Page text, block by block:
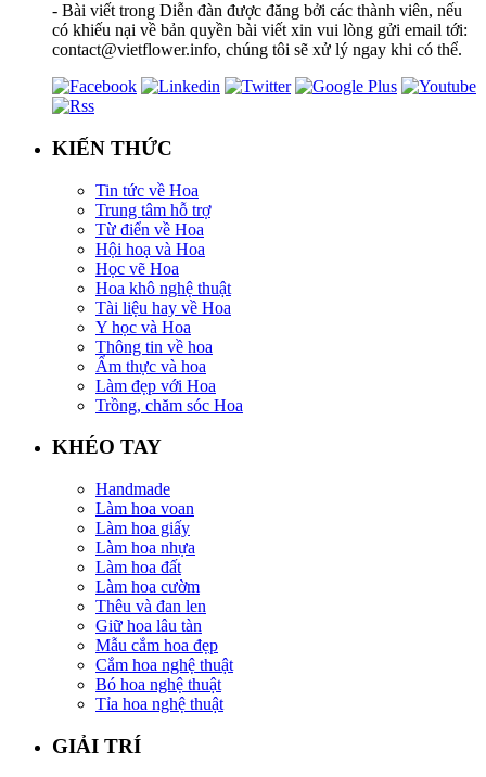
- Bài viết trong Diễn đàn được đăng bởi các thành viên, nếu
có khiếu nại về bản quyền bài viết xin vui lòng gửi email tới:
contact@vietflower.info, chúng tôi sẽ xử lý ngay khi có thể.
KIẾN THỨC
Tin tức về Hoa
Trung tâm hỗ trợ
Từ điển về Hoa
Hội hoạ và Hoa
Học vẽ Hoa
Hoa khô nghệ thuật
Tài liệu hay về Hoa
Y học và Hoa
Thông tin về hoa
Ẩm thực và hoa
Làm đẹp với Hoa
Trồng, chăm sóc Hoa
KHÉO TAY
Handmade
Làm hoa voan
Làm hoa giấy
Làm hoa nhựa
Làm hoa đất
Làm hoa cườm
Thêu và đan len
Giữ hoa lâu tàn
Mẫu cắm hoa đẹp
Cắm hoa nghệ thuật
Bó hoa nghệ thuật
Tỉa hoa nghệ thuật
GIẢI TRÍ